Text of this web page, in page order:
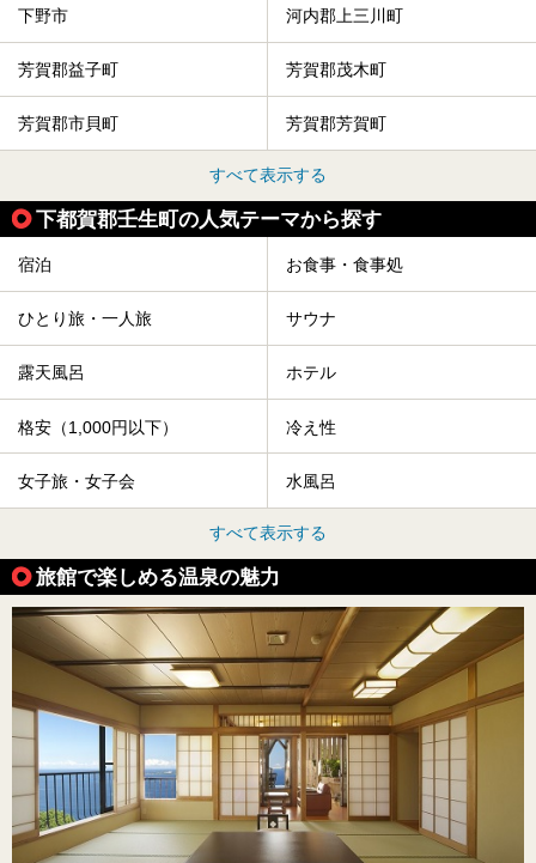
下野市 河内郡上三川町
芳賀郡益子町 芳賀郡茂木町
芳賀郡市貝町 芳賀郡芳賀町
すべて表示する
下都賀郡壬生町の人気テーマから探す
宿泊 お食事・食事処
ひとり旅・一人旅 サウナ
露天風呂 ホテル
格安（1,000円以下） 冷え性
女子旅・女子会 水風呂
すべて表示する
旅館で楽しめる温泉の魅力